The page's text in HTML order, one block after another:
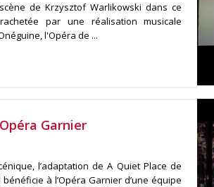
de Krzysztof Warlikowski dans ce
par une réalisation musicale
l'Opéra de ...
Garnier
l’adaptation de A Quiet Place de
à l’Opéra Garnier d’une équipe